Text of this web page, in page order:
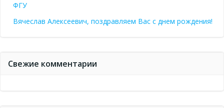
ФГУ
Вячеслав Алексеевич, поздравляем Вас с днем рождения!
Свежие комментарии